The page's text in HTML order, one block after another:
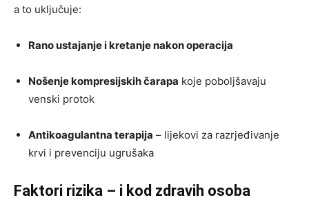
a to uključuje:
Rano ustajanje i kretanje nakon operacija
Nošenje kompresijskih čarapa koje poboljšavaju
venski protok
Antikoagulantna terapija – lijekovi za razrjeđivanje
krvi i prevenciju ugrušaka
Faktori rizika – i kod zdravih osoba